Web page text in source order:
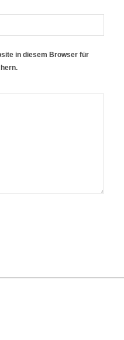
in diesem Browser für